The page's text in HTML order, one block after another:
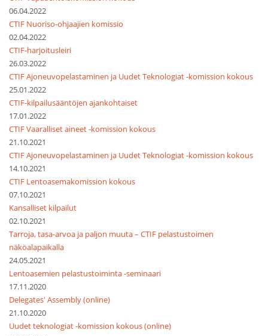
06.04.2022
CTIF Nuoriso-ohjaajien komissio
02.04.2022
CTIF-harjoitusleiri
26.03.2022
CTIF Ajoneuvopelastaminen ja Uudet Teknologiat -komission kokous
25.01.2022
CTIF-kilpailusääntöjen ajankohtaiset
17.01.2022
CTIF Vaaralliset aineet -komission kokous
21.10.2021
CTIF Ajoneuvopelastaminen ja Uudet Teknologiat -komission kokous
14.10.2021
CTIF Lentoasemakomission kokous
07.10.2021
Kansalliset kilpailut
02.10.2021
Tarroja, tasa-arvoa ja paljon muuta – CTIF pelastustoimen
näköalapaikalla
24.05.2021
Lentoasemien pelastustoiminta -seminaari
17.11.2020
Delegates' Assembly (online)
21.10.2020
Uudet teknologiat -komission kokous (online)